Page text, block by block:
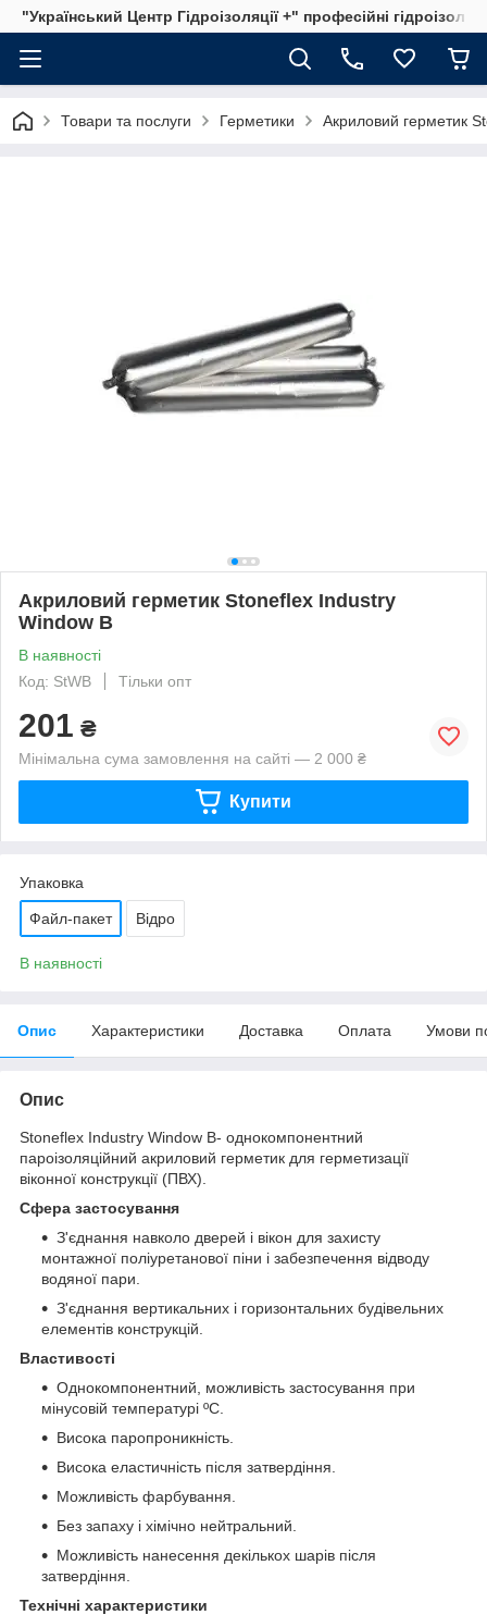
"Український Центр Гідроізоляції +" професійні
Товари та послуги Герметики Акриловий герметик
Акриловий герметик Stoneflex Industry
Window B
В наявності
Код: StWВ
Тільки опт
201 ₴
Мінімальна сума замовлення на сайті — 2 000 ₴
Купити
Упаковка
Файл-пакет Відро
В наявності
Опис Характеристики Доставка Оплата Умови
Опис
Stoneflex Industry Window B- однокомпонентний
пароізоляційний акриловий герметик для герметизації
віконної конструкції (ПВХ).
Сфера застосування
З'єднання навколо дверей і вікон для захисту
монтажної поліуретанової піни і забезпечення відводу
водяної пари.
З'єднання вертикальних і горизонтальних будівельних
елементів конструкцій.
Властивості
Однокомпонентний, можливість застосування при
мінусовій температурі ºC.
Висока паропроникність.
Висока еластичність після затвердіння.
Можливість фарбування.
Без запаху і хімічно нейтральний.
Можливість нанесення декількох шарів після
затвердіння.
Технічні характеристики